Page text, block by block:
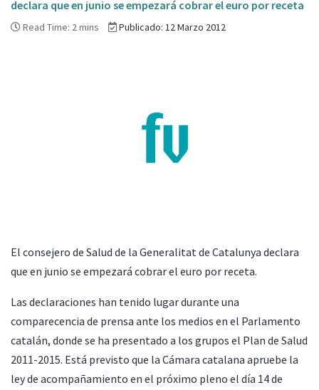
declara que en junio se empezará cobrar el euro por receta
Read Time: 2 mins Publicado: 12 Marzo 2012
El consejero de Salud de la Generalitat de Catalunya declara
que en junio se empezará cobrar el euro por receta.
Las declaraciones han tenido lugar durante una
comparecencia de prensa ante los medios en el Parlamento
catalán, donde se ha presentado a los grupos el Plan de Salud
2011-2015. Está previsto que la Cámara catalana apruebe la
ley de acompañamiento en el próximo pleno el día 14 de